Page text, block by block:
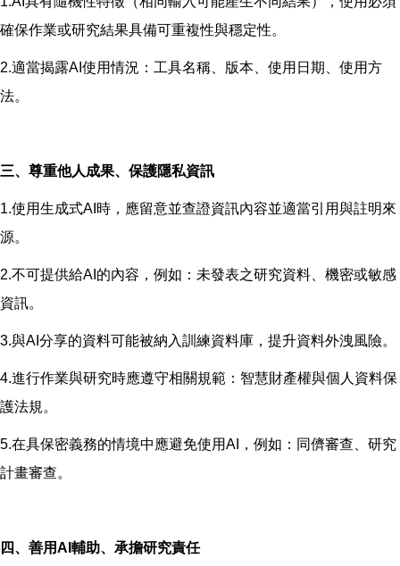
確保作業或研究結果具備可重複性與穩定性。
2.適當揭露AI使用情況：工具名稱、版本、使用日期、使用方
法。
三、尊重他人成果、保護隱私資訊
1.使用生成式AI時，應留意並查證資訊內容並適當引用與註明來
源。
2.不可提供給AI的內容，例如：未發表之研究資料、機密或敏感
資訊。
3.與AI分享的資料可能被納入訓練資料庫，提升資料外洩風險。
4.進行作業與研究時應遵守相關規範：智慧財產權與個人資料保
護法規。
5.在具保密義務的情境中應避免使用AI，例如：同儕審查、研究
計畫審查。
四、善用AI輔助、承擔研究責任